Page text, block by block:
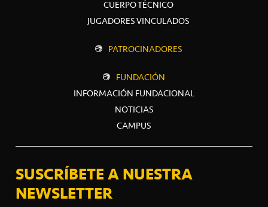
CUERPO TÉCNICO
JUGADORES VINCULADOS
PATROCINADORES
FUNDACIÓN
INFORMACIÓN FUNDACIONAL
NOTICIAS
CAMPUS
SUSCRÍBETE A NUESTRA
NEWSLETTER